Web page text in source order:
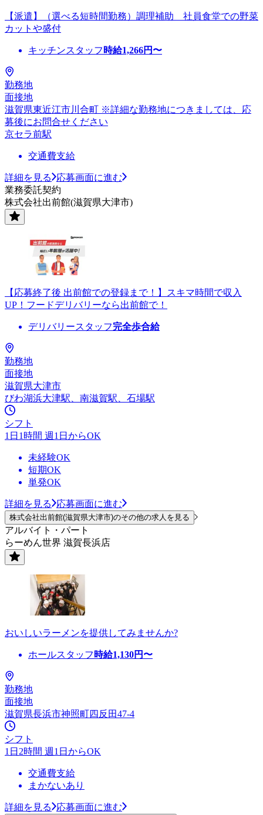
【派遣】（選べる短時間勤務）調理補助 社員食堂での野菜
カットや盛付
キッチンスタッフ 時給1,266円〜
勤務地
面接地
滋賀県東近江市川合町 ※詳細な勤務地につきましては、応
募後にお問合せください
京セラ前駅
交通費支給
詳細を見る
応募画面に進む
業務委託契約
株式会社出前館(滋賀県大津市)
【応募終了後 出前館での登録まで！】スキマ時間で収入
UP！フードデリバリーなら出前館で！
デリバリースタッフ完全歩合給
勤務地
面接地
滋賀県大津市
びわ湖浜大津駅、南滋賀駅、石場駅
シフト
1日1時間 週1日からOK
未経験OK
短期OK
単発OK
詳細を見る 応募画面に進む
株式会社出前館(滋賀県大津市)のその他の求人を見る
アルバイト・パート
らーめん世界 滋賀長浜店
おいしいラーメンを提供してみませんか?
ホールスタッフ 時給1,130円〜
勤務地
面接地
滋賀県長浜市神照町四反田47-4
シフト
1日2時間 週1日からOK
交通費支給
まかないあり
詳細を見る 応募画面に進む